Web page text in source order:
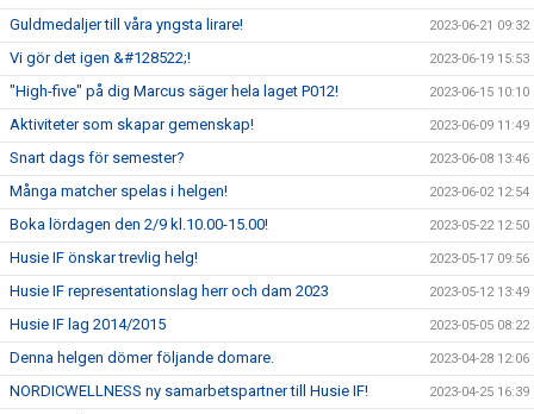
Guldmedaljer till våra yngsta lirare! 2023-06-21 09:32
Vi gör det igen &#128522;! 2023-06-19 15:53
"High-five" på dig Marcus säger hela laget P012! 2023-06-15 10:10
Aktiviteter som skapar gemenskap! 2023-06-09 11:49
Snart dags för semester? 2023-06-08 13:46
Många matcher spelas i helgen! 2023-06-02 12:54
Boka lördagen den 2/9 kl.10.00-15.00! 2023-05-22 12:50
Husie IF önskar trevlig helg! 2023-05-17 09:56
Husie IF representationslag herr och dam 2023 2023-05-12 13:49
Husie IF lag 2014/2015 2023-05-05 08:22
Denna helgen dömer följande domare. 2023-04-28 12:06
NORDICWELLNESS ny samarbetspartner till Husie IF! 2023-04-25 16:39